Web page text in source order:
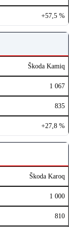
+57,5 %
Škoda Kamiq
1 067
835
+27,8 %
Škoda Karoq
1 000
810